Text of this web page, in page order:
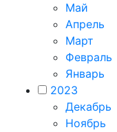
Май
Апрель
Март
Февраль
Январь
2023
Декабрь
Ноябрь